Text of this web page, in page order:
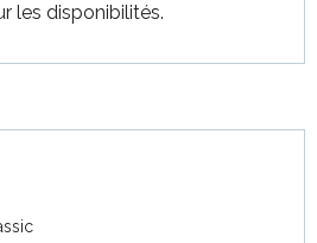
les disponibilités.